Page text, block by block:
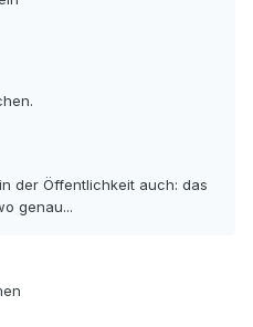
der Öffentlichkeit auch: das
genau...